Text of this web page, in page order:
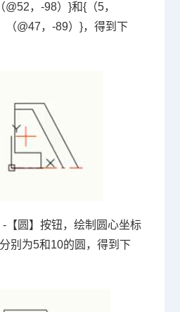
，-98）}和{（5，
（@47，-89）}，得到下
【圆】按钮，绘制圆心坐标
别为5和10的圆，得到下